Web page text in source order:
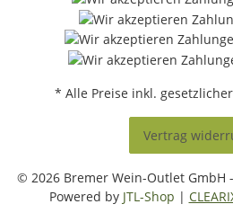
* Alle Preise inkl. gesetzlicher
Vertrag
© 2026 Bremer Wein-Outlet GmbH
Powered by JTL-Shop |